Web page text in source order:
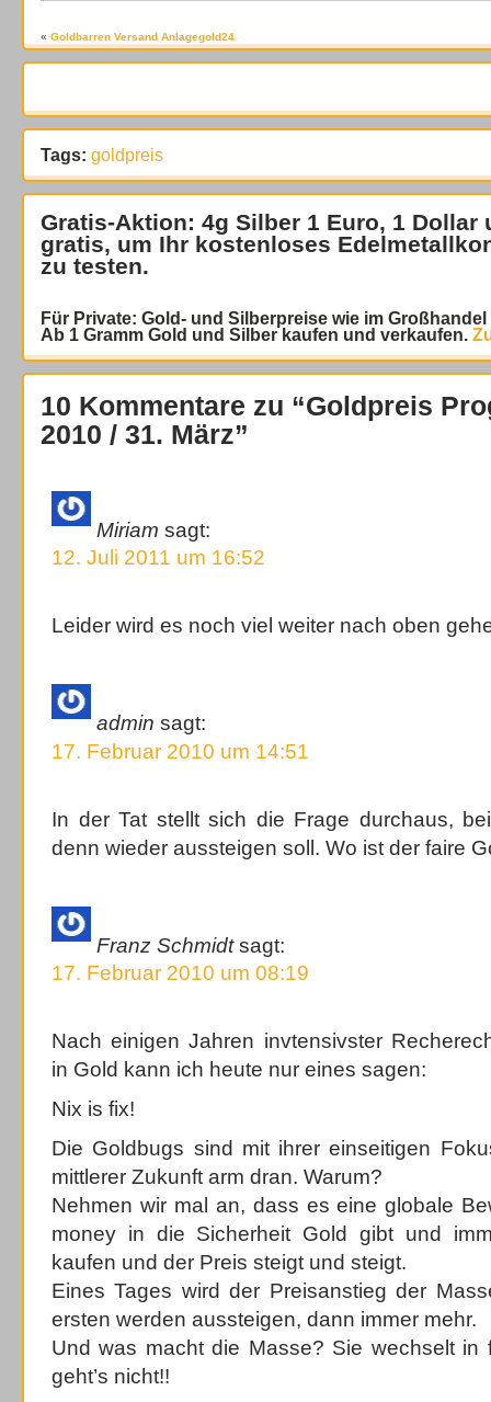
« Goldbarren Versand Anlagegold24
Tags: goldpreis
Gratis-Aktion: 4g Silber 1 Euro, 1 Dollar
gratis, um Ihr kostenloses
zu testen.
Für Private: Gold- und Silberpreise wie im
Ab 1 Gramm Gold und Silber kaufen und verkaufen.
10 Kommentare zu “Goldpreis
2010 / 31. März”
Miriam sagt:
12. Juli 2011 um 16:52
Leider wird es noch viel weiter nach oben
admin sagt:
17. Februar 2010 um 14:51
In der Tat stellt sich die Frage durchaus,
denn wieder aussteigen soll. Wo ist der faire
Franz Schmidt sagt:
17. Februar 2010 um 08:19
Nach einigen Jahren invtensivster
in Gold kann ich heute nur eines sagen:
Nix is fix!
Die Goldbugs sind mit ihrer einseitigen
mittlerer Zukunft arm dran. Warum?
Nehmen wir mal an, dass es eine globale
money in die Sicherheit Gold gibt und
kaufen und der Preis steigt und steigt.
Eines Tages wird der Preisanstieg der
ersten werden aussteigen, dann immer mehr.
Und was macht die Masse? Sie wechselt in
geht’s nicht!!